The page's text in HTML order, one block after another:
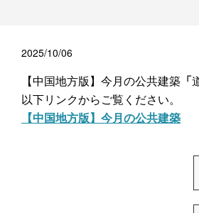
2025/10/06
【中国地方版】今月の公共建築 「
以下リンクからご覧ください。
【中国地方版】今月の公共建築